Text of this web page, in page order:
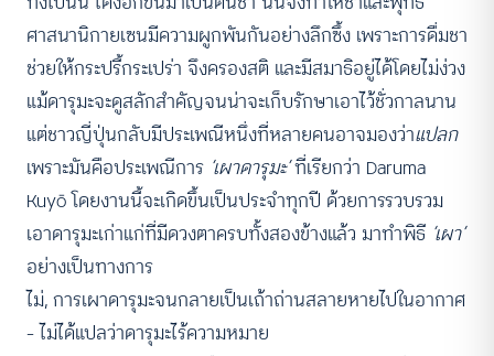
ศาสนานิกายเซนมีความผูกพันกันอย่างลึกซึ้ง เพราะการดื่มชา
ช่วยให้กระปรี้กระเปร่า จึงครองสติ และมีสมาธิอยู่ได้โดยไม่ง่วง
แม้ดารุมะจะดูสลักสำคัญจนน่าจะเก็บรักษาเอาไว้ชั่วกาลนาน
แต่ชาวญี่ปุ่นกลับมีประเพณีหนึ่งที่หลายคนอาจมองว่าแปลก
เพราะมันคือประเพณีการ ‘เผาดารุมะ’ที่เรียกว่า Daruma
Kuyō โดยงานนี้จะเกิดขึ้นเป็นประจำทุกปี ด้วยการรวบรวม
เอาดารุมะเก่าแก่ที่มีดวงตาครบทั้งสองข้างแล้ว มาทำพิธี ‘เผา’
อย่างเป็นทางการ
ไม่, การเผาดารุมะจนกลายเป็นเถ้าถ่านสลายหายไปในอากาศ
– ไม่ได้แปลว่าดารุมะไร้ความหมาย